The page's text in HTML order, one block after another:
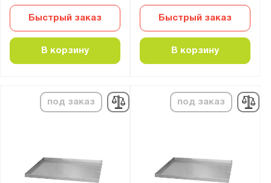
Быстрый заказ
В корзину
Быстрый заказ
В корзину
под заказ под заказ